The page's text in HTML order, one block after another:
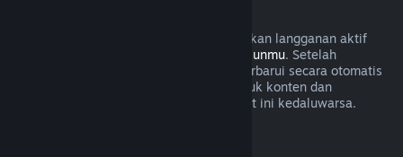
Perlu diingat bahwa kamu bisa membatalkan langganan aktif
rincian akunmu. Setelah
dibatalkan, langgananmu tidak akan diperbarui secara otomatis
lagi, tapi kamu masih memiliki akses untuk konten dan
keuntungannya sampai masa tagihan saat ini kedaluwarsa.